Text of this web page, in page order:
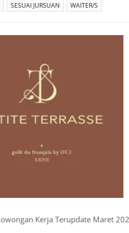
SESUAI JURSUAN WAITER/S
Kerja Terupdate Maret